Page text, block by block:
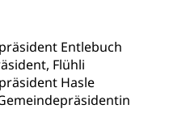
Entlebuch
Flühli
Hasle
Luzern)
AHV/IV
(EL) (WAS Luzern)
Luzern)
Behinderung,
Sport